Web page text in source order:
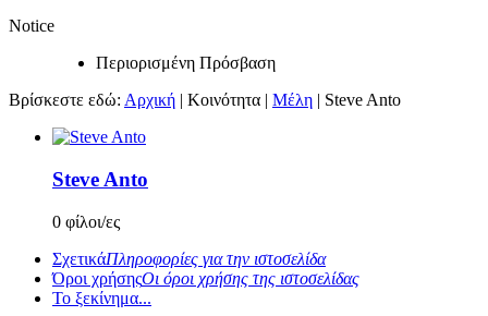
Notice
Περιορισμένη Πρόσβαση
Βρίσκεστε εδώ: Αρχική | Κοινότητα | Μέλη | Steve Anto
Steve Anto
0 φίλοι/ες
ΣχετικάΠληροφορίες για την ιστοσελίδα
Όροι χρήσηςΟι όροι χρήσης της ιστοσελίδας
Το ξεκίνημα...